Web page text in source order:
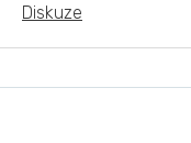
Diskuze